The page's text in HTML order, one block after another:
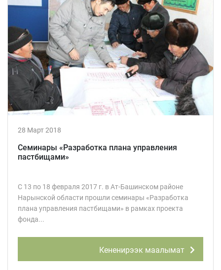
28 Март 2018
Семинары «Разработка плана управления
пастбищами»
С 13 по 18 февраля 2017 г. в Ат-Башинском районе
Нарынской области прошли семинары «Разработка
плана управления пастбищами» в рамках проекта
фонда...
Кененирээк маалымат